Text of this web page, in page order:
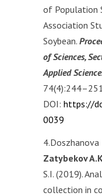
of Population
Association
Soybean.
of Sciences,
Applied
DOI: https://
0039
4.Doszhanova
Zatybekov
S.I. (2019).
collection in